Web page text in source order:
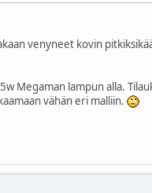
venyneet kovin
lampun alla.
vähän eri malliin.